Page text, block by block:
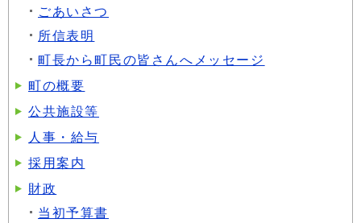
ごあいさつ
所信表明
町長から町民の皆さんへメッセージ
町の概要
公共施設等
人事・給与
採用案内
財政
当初予算書